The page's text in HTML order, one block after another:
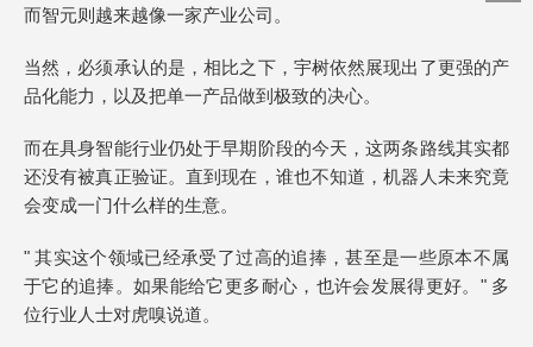
而智元则越来越像一家产业公司。
当然，必须承认的是，相比之下，宇树依然展现出了更强的产
品化能力，以及把单一产品做到极致的决心。
而在具身智能行业仍处于早期阶段的今天，这两条路线其实都
还没有被真正验证。直到现在，谁也不知道，机器人未来究竟
会变成一门什么样的生意。
" 其实这个领域已经承受了过高的追捧，甚至是一些原本不属
于它的追捧。如果能给它更多耐心，也许会发展得更好。" 多
位行业人士对虎嗅说道。